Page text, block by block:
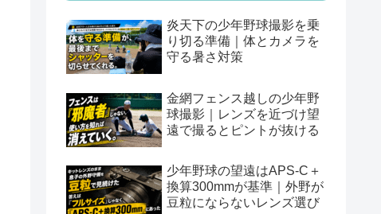
炎天下の少年野球撮影を乗
り切る準備｜体とカメラを
守る暑さ対策
金網フェンス越しの少年野
球撮影｜レンズを近づけ望
遠で撮るとピントが抜ける
少年野球の望遠はAPS-C＋
換算300mmが基準｜外野が
豆粒にならないレンズ選び